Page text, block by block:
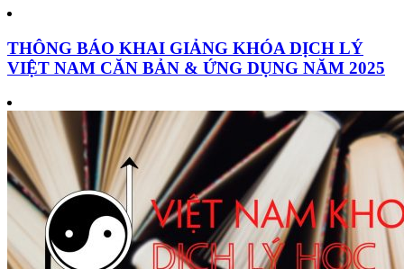
THÔNG BÁO KHAI GIẢNG KHÓA DỊCH LÝ
VIỆT NAM CĂN BẢN & ỨNG DỤNG NĂM 2025